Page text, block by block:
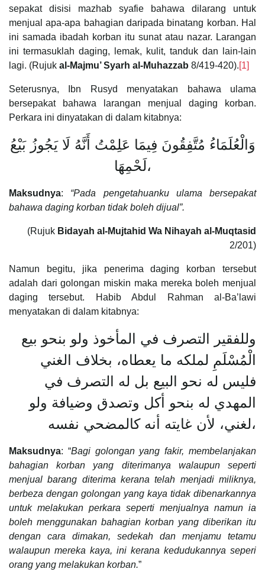
sepakat disisi mazhab syafie bahawa dilarang untuk
menjual apa-apa bahagian daripada binatang korban. Hal
ini samada ibadah korban itu sunat atau nazar. Larangan
ini termasuklah daging, lemak, kulit, tanduk dan lain-lain
lagi. (Rujuk al-Majmu’ Syarh al-Muhazzab 8/419-420).[1]
Seterusnya, Ibn Rusyd menyatakan bahawa ulama
bersepakat bahawa larangan menjual daging korban.
Perkara ini dinyatakan di dalam kitabnya:
وَالْعُلَمَاءُ مُتَّفِقُونَ فِيمَا عَلِمْتُ أَنَّهُ لَا يَجُوزُ ‌بَيْعُ
لَحْمِهَا،
Maksudnya: “Pada pengetahuanku ulama bersepakat
bahawa daging korban tidak boleh dijual”.
(Rujuk Bidayah al-Mujtahid Wa Nihayah al-Muqtasid
2/201)
Namun begitu, jika penerima daging korban tersebut
adalah dari golongan miskin maka mereka boleh menjual
daging tersebut. Habib Abdul Rahman al-Ba’lawi
menyatakan di dalam kitabnya:
وللفقير التصرف في المأخوذ ولو بنحو بيع
الْمُسْلَمِ لملكه ما يعطاه، بخلاف الغني
فليس له نحو البيع بل له التصرف في
المهدي له بنحو أكل وتصدق وضيافة ولو
لغني، لأن غايته أنه كالمضحي نفسه،
Maksudnya: “Bagi golongan yang fakir, membelanjakan
bahagian korban yang diterimanya walaupun seperti
menjual barang diterima kerana telah menjadi miliknya,
berbeza dengan golongan yang kaya tidak dibenarkannya
untuk melakukan perkara seperti menjualnya namun ia
boleh menggunakan bahagian korban yang diberikan itu
dengan cara dimakan, sedekah dan menjamu tetamu
walaupun mereka kaya, ini kerana kedudukannya seperi
orang yang melakukan korban.”